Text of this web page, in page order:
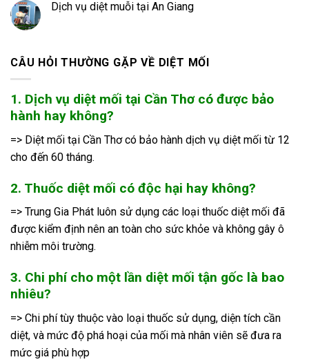
Dịch vụ diệt muỗi tại An Giang
CÂU HỎI THƯỜNG GẶP VỀ DIỆT MỐI
1. Dịch vụ diệt mối tại Cần Thơ có được bảo
hành hay không?
=> Diệt mối tại Cần Thơ có bảo hành dịch vụ diệt mối từ 12
cho đến 60 tháng.
2. Thuốc diệt mối có độc hại hay không?
=> Trung Gia Phát luôn sử dụng các loại thuốc diệt mối đã
được kiểm định nên an toàn cho sức khỏe và không gây ô
nhiễm môi trường.
3. Chi phí cho một lần diệt mối tận gốc là bao
nhiêu?
=> Chi phí tùy thuộc vào loại thuốc sử dụng, diện tích cần
diệt, và mức độ phá hoại của mối mà nhân viên sẽ đưa ra
mức giá phù hợp